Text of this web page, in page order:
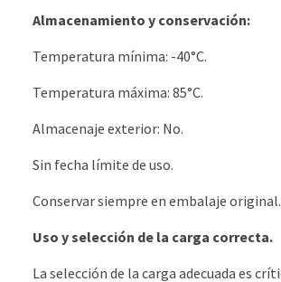
Almacenamiento y conservación:
Temperatura mínima: -40°C.
Temperatura máxima: 85°C.
Almacenaje exterior: No.
Sin fecha límite de uso.
Conservar siempre en embalaje original.
Uso y selección de la carga correcta.
La selección de la carga adecuada es